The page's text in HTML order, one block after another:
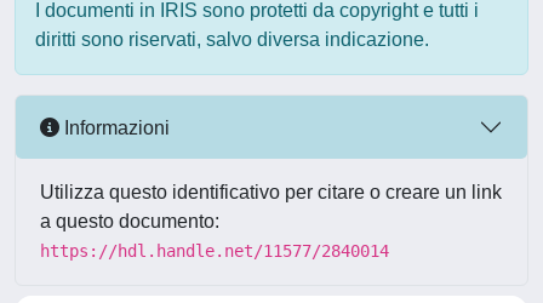
I documenti in IRIS sono protetti da copyright e tutti i
diritti sono riservati, salvo diversa indicazione.
Informazioni
Utilizza questo identificativo per citare o creare un link
a questo documento:
https://hdl.handle.net/11577/2840014